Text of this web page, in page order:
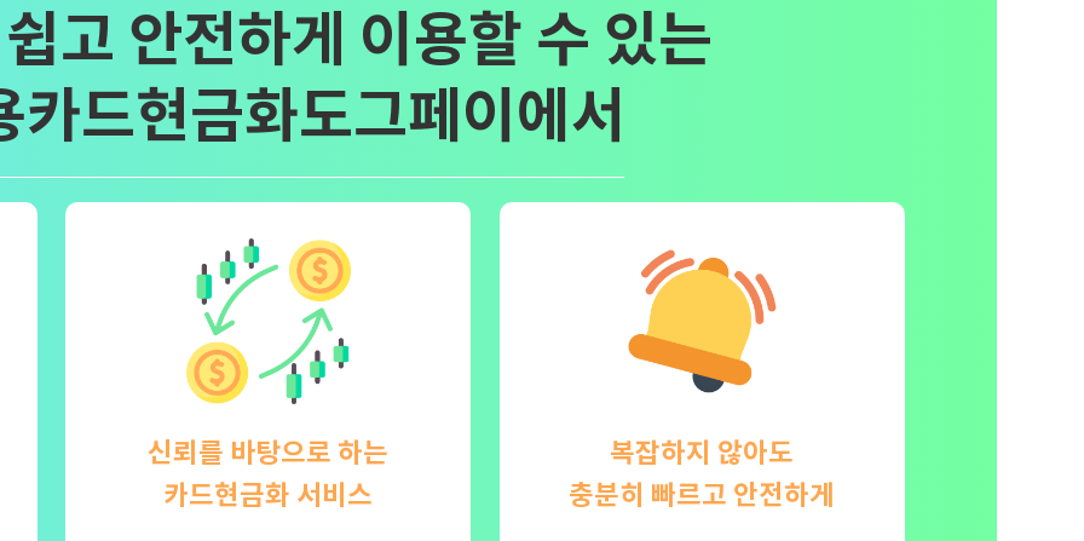
고 안전하게 이용할 수 있는
카드현금화도그페이에서
신뢰를 바탕으로 하는
카드현금화 서비스
복잡하지 않아도
충분히 빠르고 안전하게